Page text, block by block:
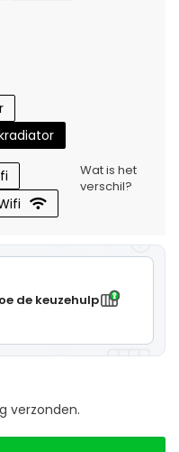
Wat is het
verschil?
de keuzehulp
verzonden.